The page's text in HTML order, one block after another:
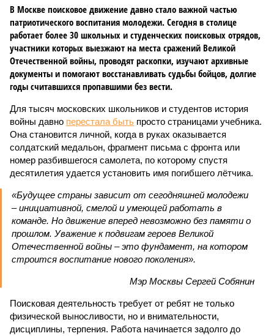
В Москве поисковое движение давно стало важной частью
патриотического воспитания молодежи. Сегодня в столице
работает более 30 школьных и студенческих поисковых отрядов,
участники которых выезжают на места сражений Великой
Отечественной войны, проводят раскопки, изучают архивные
документы и помогают восстанавливать судьбы бойцов, долгие
годы считавшихся пропавшими без вести.
Для тысяч московских школьников и студентов история
войны давно перестала быть просто страницами учебника.
Она становится личной, когда в руках оказывается
солдатский медальон, фрагмент письма с фронта или
номер разбившегося самолета, по которому спустя
десятилетия удается установить имя погибшего лётчика.
«Будущее страны зависит от сегодняшней молодежи
– инициативной, смелой и умеющей работать в
команде. Но движение вперед невозможно без памяти о
прошлом. Уважение к подвигам героев Великой
Отечественной войны – это фундамент, на котором
строится воспитание нового поколения».
Мэр Москвы Сергей Собянин
Поисковая деятельность требует от ребят не только
физической выносливости, но и внимательности,
дисциплины, терпения. Работа начинается задолго до